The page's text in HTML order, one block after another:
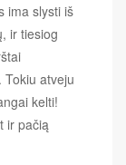
ima slysti iš
ir tiesiog
atveju
kelti!
ir pačią